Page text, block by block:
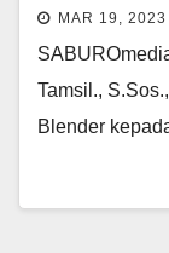
MAR 19, 2023
Tamsil.,
Blender